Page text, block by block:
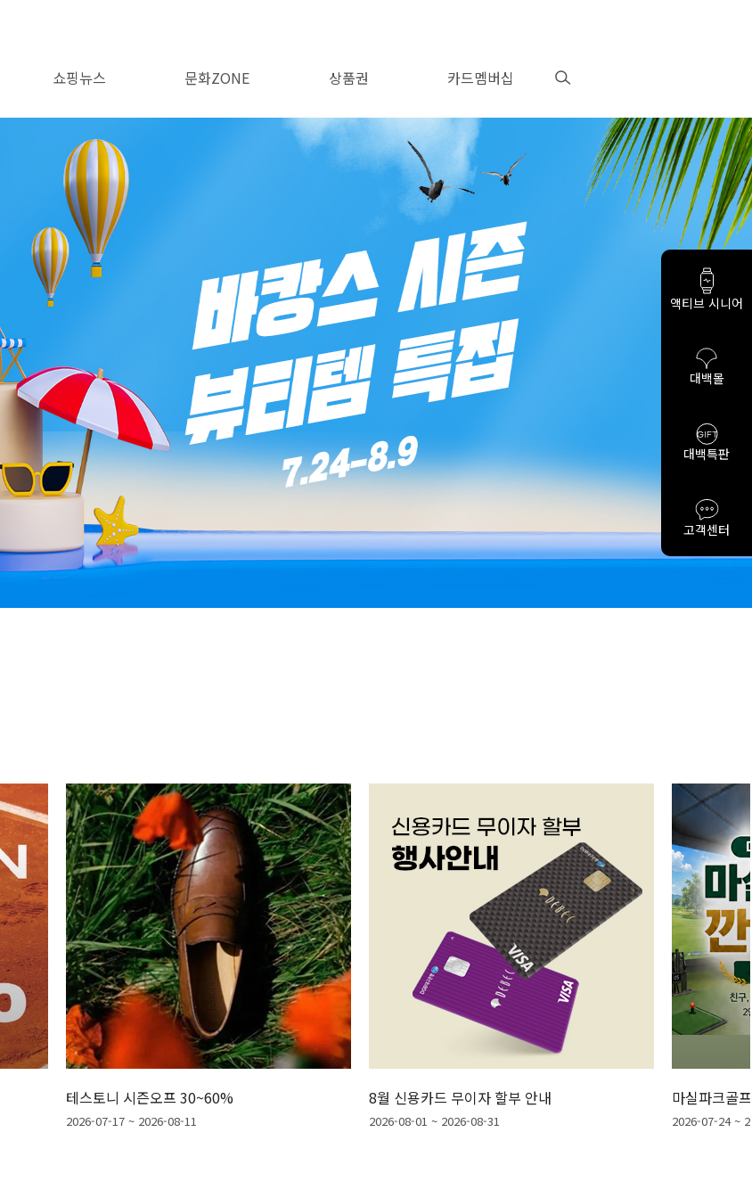
액티브 시니어
대백몰
대백특판
고객센터
쇼핑뉴스 문화ZONE 상품권 카드멤버십
테스토니 시즌오프 30~60%
2026-07-17 ~ 2026-08-11
8월 신용카드 무이자 할부 안내
2026-08-01 ~ 2026-08-31
마실파크골프 깐
2026-07-24 ~ 2026-